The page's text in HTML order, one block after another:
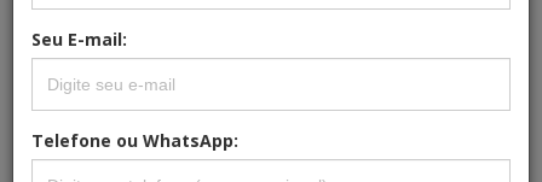
REFERÊNCIA: CA-0003
CASA 3 QUARTOS PARA VENDA NO
BAIRRO JARDIM PHILADÉLPHIA II EM
POÇOS DE CALDAS
Seu E-mail:
Telefone ou WhatsApp: